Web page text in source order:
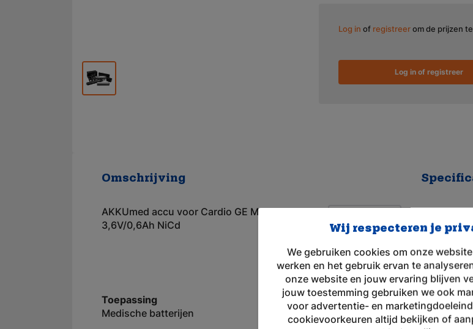
Log in of registreerom de prijzen
Log in of registreer
Omschrijving
AKKUmed accu voor Cardio GE Marquette
3,6V/0,6Ah NiCd
Toepassing
Medische batterijen
Merk
Geschikt voor
Aansluiting
Voltage (V)
Wij respecteren je
We gebruiken cookies om onze
werken en het gebruik ervan te
onze website en jouw ervaring blijven
jouw toestemming gebruiken we ook
voor advertentie- en
cookievoorkeuren altijd bekijken of